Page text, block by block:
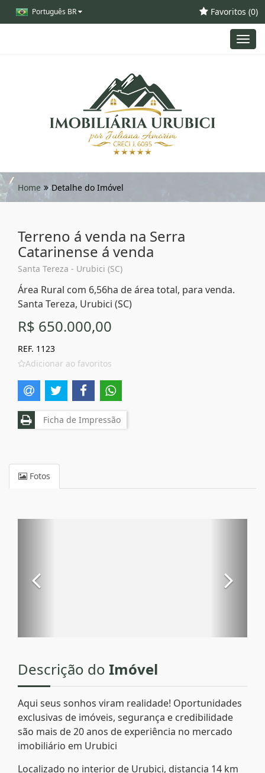
Português BR Favoritos (0)
Home Detalhe do Imóvel
Terreno á venda na Serra
Catarinense á venda
Santa Tereza - Urubici (SC)
Área Rural com 6,56ha de área total, para venda.
Santa Tereza, Urubici (SC)
R$ 650.000,00
REF. 1123
Adicionar ao favoritos
Ficha de Impressão
Fotos
Descrição do Imóvel
Aqui seus sonhos viram realidade! Oportunidades
exclusivas de imóveis, segurança e credibilidade
são mais de 20 anos de experiência no mercado
imobiliário em Urubici
Localizado no interior de Urubici, distancia 14 km